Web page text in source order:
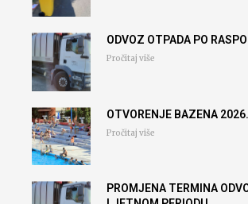
ODVOZ OTPADA PO
Pročitaj više
OTVORENJE BAZENA
Pročitaj više
PROMJENA TERMINA